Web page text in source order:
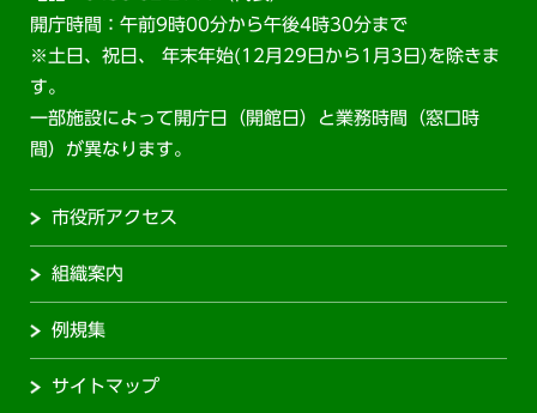
開庁時間：午前9時00分から午後4時30分まで
※土日、祝日、 年末年始(12月29日から1月3日)を除きま
す。
一部施設によって開庁日（開館日）と業務時間（窓口時
間）が異なります。
市役所アクセス
組織案内
例規集
サイトマップ